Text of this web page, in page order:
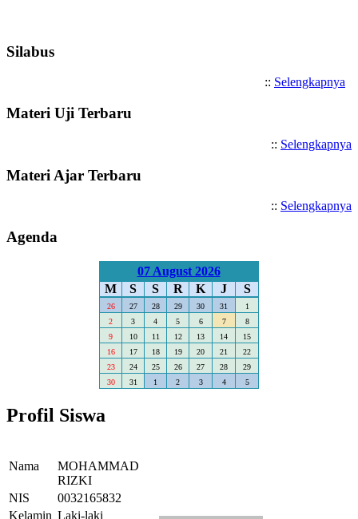
Silabus
:: Selengkapnya
Materi Uji Terbaru
:: Selengkapnya
Materi Ajar Terbaru
:: Selengkapnya
Agenda
07 August 2026
M
S S R K J S
26 27 28 29 30 31
1
2
3 4 5 6 7
8
9
10 11 12 13 14
15
16
17 18 19 20 21
22
23
24 25 26 27 28
29
30
31 1 2 3 4 5
Profil Siswa
Nama
MOHAMMAD
RIZKI
NIS
0032165832
Kelamin Laki-laki